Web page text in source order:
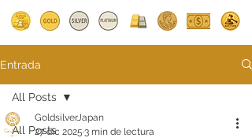
Entrada
All Posts
All Posts
GoldsilverJapan
27 dic 2025 3 min de lectura